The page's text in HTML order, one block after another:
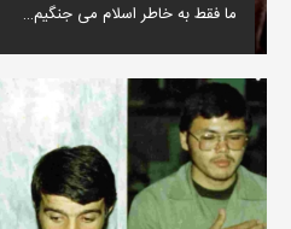
ما فقط به خاطر اسلام می جنگیم…